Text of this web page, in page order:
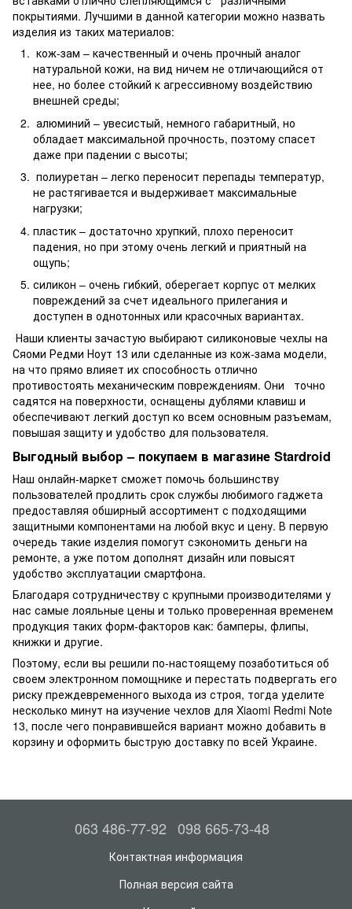
покрытиями. Лучшими в данной категории можно назвать
изделия из таких материалов:
кож-зам – качественный и очень прочный аналог
натуральной кожи, на вид ничем не отличающийся от
нее, но более стойкий к агрессивному воздействию
внешней среды;
алюминий – увесистый, немного габаритный, но
обладает максимальной прочность, поэтому спасет
даже при падении с высоты;
полиуретан – легко переносит перепады температур,
не растягивается и выдерживает максимальные
нагрузки;
пластик – достаточно хрупкий, плохо переносит
падения, но при этому очень легкий и приятный на
ощупь;
силикон – очень гибкий, оберегает корпус от мелких
повреждений за счет идеального прилегания и
доступен в однотонных или красочных вариантах.
Наши клиенты зачастую выбирают силиконовые чехлы на
Сяоми Редми Ноут 13 или сделанные из кож-зама модели,
на что прямо влияет их способность отлично
противостоять механическим повреждениям. Они точно
садятся на поверхности, оснащены дублями клавиш и
обеспечивают легкий доступ ко всем основным разъемам,
повышая защиту и удобство для пользователя.
Выгодный выбор – покупаем в магазине Stardroid
Наш онлайн-маркет сможет помочь большинству
пользователей продлить срок службы любимого гаджета
предоставляя обширный ассортимент с подходящими
защитными компонентами на любой вкус и цену. В первую
очередь такие изделия помогут сэкономить деньги на
ремонте, а уже потом дополнят дизайн или повысят
удобство эксплуатации смартфона.
Благодаря сотрудничеству с крупными производителями у
нас самые лояльные цены и только проверенная временем
продукция таких форм-факторов как: бамперы, флипы,
книжки и другие.
Поэтому, если вы решили по-настоящему позаботиться об
своем электронном помощнике и перестать подвергать его
риску преждевременного выхода из строя, тогда уделите
несколько минут на изучение чехлов для Xiaomi Redmi Note
13, после чего понравившейся вариант можно добавить в
корзину и оформить быструю доставку по всей Украине.
063 486-77-92 098 665-73-48
Контактная информация
Полная версия сайта